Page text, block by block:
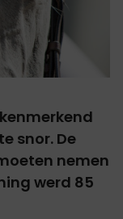
snor. De
nemen
werd 85